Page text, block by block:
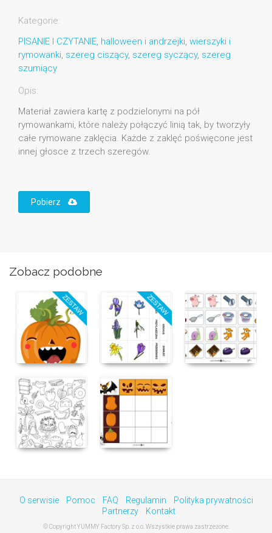
Kategorie:
PISANIE I CZYTANIE, halloween i andrzejki, wierszyki i
rymowanki, szereg ciszący, szereg syczący, szereg
szumiący
Opis:
Materiał zawiera kartę z podzielonymi na pół
rymowankami, które należy połączyć linią tak, by tworzyły
całe rymowane zaklęcia. Każde z zaklęć poświęcone jest
innej głosce z trzech szeregów.
Pobierz
Zobacz podobne
O serwisie Pomoc FAQ Regulamin
Polityka prywatności
Partnerzy
Kontakt
© Copyright YUMMY Factory Sp. z o.o. Wszystkie prawa zastrzeżone.